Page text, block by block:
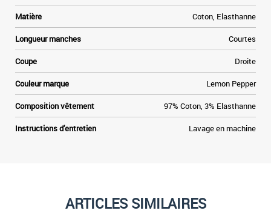
Matière Coton, Elasthanne
Longueur manches Courtes
Coupe Droite
Couleur marque Lemon Pepper
Composition vêtement 97% Coton, 3% Elasthanne
Instructions d'entretien Lavage en machine
ARTICLES SIMILAIRES